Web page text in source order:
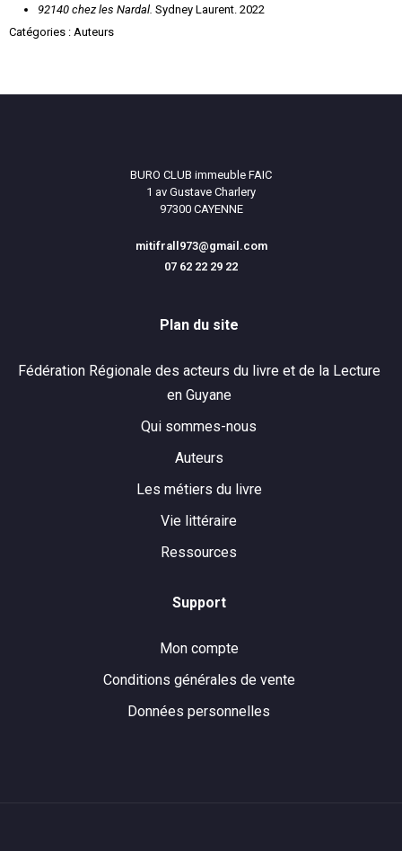
92140 chez les Nardal. Sydney Laurent. 2022
Catégories : Auteurs
BURO CLUB immeuble FAIC
1 av Gustave Charlery
97300 CAYENNE
mitifrall973@gmail.com
07 62 22 29 22
Plan du site
Fédération Régionale des acteurs du livre et de la Lecture
en Guyane
Qui sommes-nous
Auteurs
Les métiers du livre
Vie littéraire
Ressources
Support
Mon compte
Conditions générales de vente
Données personnelles